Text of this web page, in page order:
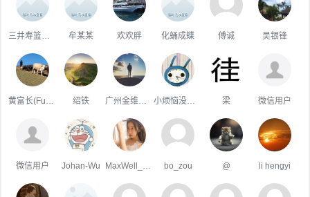
牟某某 欢欢胖 化蛹成蝶 傅诚 吴银锋
绍铁 梁 微信用户
微信用户 Johan-Wu bo_zou @ li hengyi